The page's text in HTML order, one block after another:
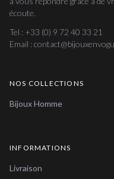
écoute.
Tel : +33 (0) 9 72 40 33 21
Email :
NOS COLLECTIONS
Bijoux Homme
INFORMATIONS
Livraison